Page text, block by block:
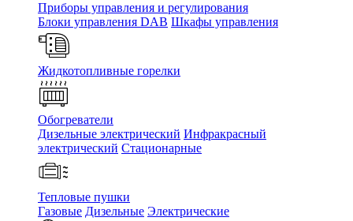
Приборы управления и регулирования
Блоки управления DAB Шкафы управления
Жидкотопливные горелки
Обогреватели
Дизельные электрический Инфракрасный
электрический Стационарные
Тепловые пушки
Газовые Дизельные Электрические